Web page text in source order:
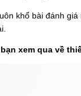
khổ bài đánh
xem qua về